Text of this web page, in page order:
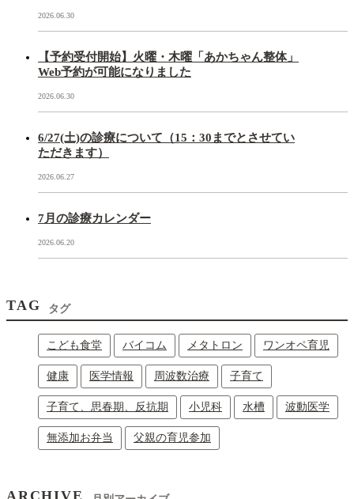
2026.06.30
【予約受付開始】火曜・木曜「あかちゃん整体」
Web予約が可能になりました
2026.06.30
6/27(土)の診療について（15：30までとさせてい
ただきます）
2026.06.27
7月の診療カレンダー
2026.06.20
TAG タグ
こども食堂 バイコム メタトロン ワンオペ育児
健康 医学情報 周波数治療 子育て
子育て、思春期、反抗期 小児科 水槽 波動医学
無添加お弁当 父親の育児参加